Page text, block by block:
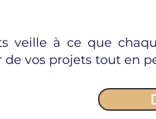
veille à ce que
vos projets tout en